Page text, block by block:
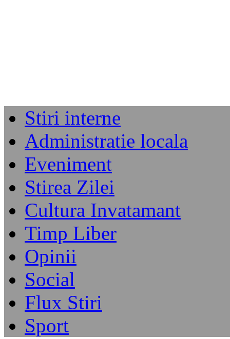
Stiri interne
Administratie locala
Eveniment
Stirea Zilei
Cultura Invatamant
Timp Liber
Opinii
Social
Flux Stiri
Sport